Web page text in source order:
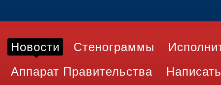
Новости Стенограммы
Аппарат Правительства